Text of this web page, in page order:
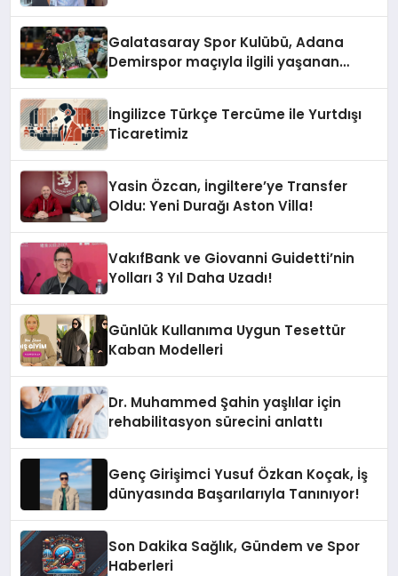
Galatasaray Spor Kulübü, Adana
Demirspor maçıyla ilgili yaşanan
İngilizce Türkçe Tercüme ile Yurtdışı
Ticaretimiz
Yasin Özcan, İngiltere’ye Transfer
Oldu: Yeni Durağı Aston Villa!
VakıfBank ve Giovanni Guidetti’nin
Yolları 3 Yıl Daha Uzadı!
Günlük Kullanıma Uygun Tesettür
Kaban Modelleri
Dr. Muhammed Şahin yaşlılar için
rehabilitasyon sürecini anlattı
Genç Girişimci Yusuf Özkan Koçak, İş
dünyasında Başarılarıyla Tanınıyor!
Son Dakika Sağlık, Gündem ve Spor
Haberleri